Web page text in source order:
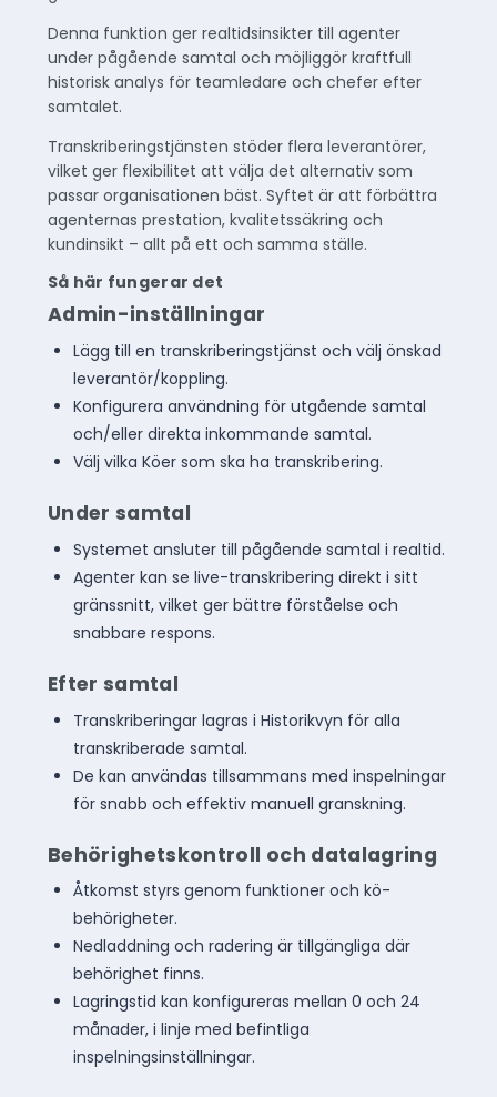
Denna funktion ger realtidsinsikter till agenter
under pågående samtal och möjliggör kraftfull
historisk analys för teamledare och chefer efter
samtalet.
Transkriberingstjänsten stöder flera leverantörer,
vilket ger flexibilitet att välja det alternativ som
passar organisationen bäst. Syftet är att förbättra
agenternas prestation, kvalitetssäkring och
kundinsikt – allt på ett och samma ställe.
Så här fungerar det
Admin-inställningar
Lägg till en transkriberingstjänst och välj önskad
leverantör/koppling.
Konfigurera användning för utgående samtal
och/eller direkta inkommande samtal.
Välj vilka Köer som ska ha transkribering.
Under samtal
Systemet ansluter till pågående samtal i realtid.
Agenter kan se live-transkribering direkt i sitt
gränssnitt, vilket ger bättre förståelse och
snabbare respons.
Efter samtal
Transkriberingar lagras i Historikvyn för alla
transkriberade samtal.
De kan användas tillsammans med inspelningar
för snabb och effektiv manuell granskning.
Behörighetskontroll och datalagring
Åtkomst styrs genom funktioner och kö-
behörigheter.
Nedladdning och radering är tillgängliga där
behörighet finns.
Lagringstid kan konfigureras mellan 0 och 24
månader, i linje med befintliga
inspelningsinställningar.